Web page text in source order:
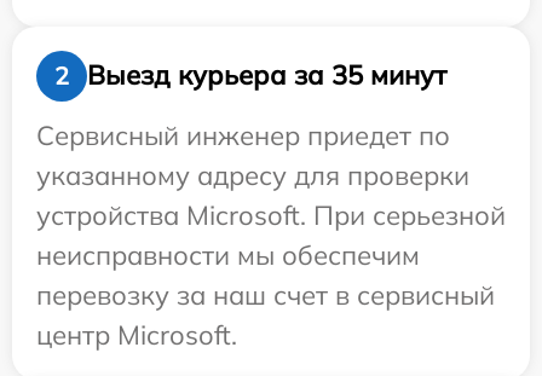
2
Выезд курьера за 35 минут
Сервисный инженер приедет по
указанному адресу для проверки
устройства Microsoft. При серьезной
неисправности мы обеспечим
перевозку за наш счет в сервисный
центр Microsoft.